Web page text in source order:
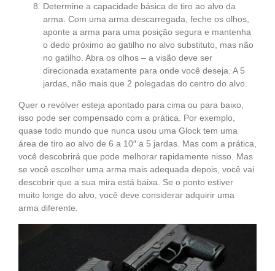
Determine a capacidade básica de tiro ao alvo da
arma. Com uma arma descarregada, feche os olhos,
aponte a arma para uma posição segura e mantenha
o dedo próximo ao gatilho no alvo substituto, mas não
no gatilho. Abra os olhos – a visão deve ser
direcionada exatamente para onde você deseja. A 5
jardas, não mais que 2 polegadas do centro do alvo.
Quer o revólver esteja apontado para cima ou para baixo,
isso pode ser compensado com a prática. Por exemplo,
quase todo mundo que nunca usou uma Glock tem uma
área de tiro ao alvo de 6 a 10″ a 5 jardas. Mas com a prática,
você descobrirá que pode melhorar rapidamente nisso. Mas
se você escolher uma arma mais adequada depois, você vai
descobrir que a sua mira está baixa. Se o ponto estiver
muito longe do alvo, você deve considerar adquirir uma
arma diferente.